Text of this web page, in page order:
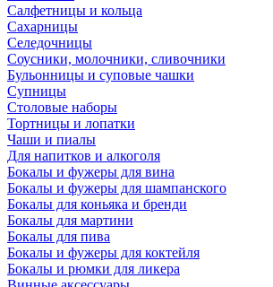
Салфетницы и кольца
Сахарницы
Селедочницы
Соусники, молочники, сливочники
Бульонницы и суповые чашки
Супницы
Столовые наборы
Тортницы и лопатки
Чаши и пиалы
Для напитков и алкоголя
Бокалы и фужеры для вина
Бокалы и фужеры для шампанского
Бокалы для коньяка и бренди
Бокалы для мартини
Бокалы для пива
Бокалы и фужеры для коктейля
Бокалы и рюмки для ликера